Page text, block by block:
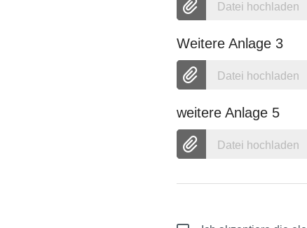
Datei hochladen
Weitere Anlage 3
Datei hochladen
weitere Anlage 5
Datei hochladen